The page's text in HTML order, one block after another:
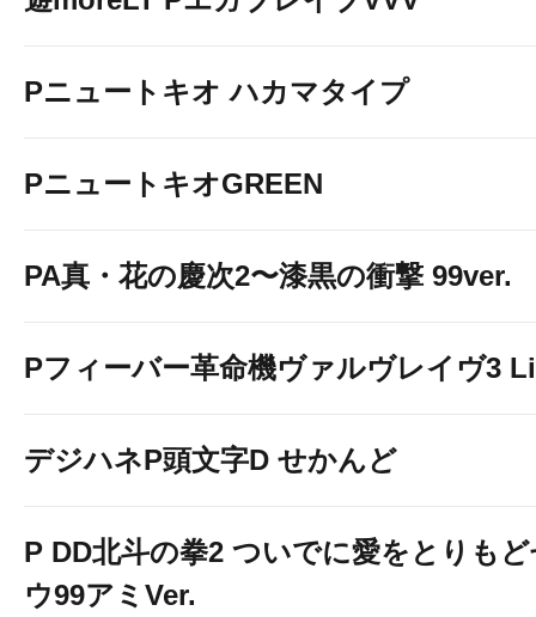
Pニュートキオ ハカマタイプ
PニュートキオGREEN
PA真・花の慶次2〜漆黒の衝撃 99ver.
Pフィーバー革命機ヴァルヴレイヴ3
デジハネP頭文字D せかんど
P DD北斗の拳2 ついでに愛をとりも
ウ99アミVer.